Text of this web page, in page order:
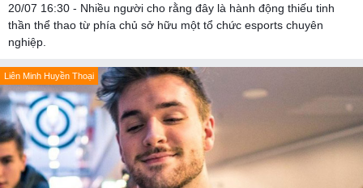
20/07 16:30 - Nhiều người cho rằng đây là hành động thiếu tinh
thần thể thao từ phía chủ sở hữu một tổ chức esports chuyên
nghiệp.
Liên Minh Huyền Thoại